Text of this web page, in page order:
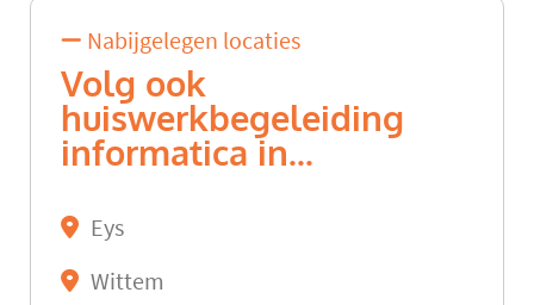
Nabijgelegen locaties
Volg ook
huiswerkbegeleiding
informatica in...
Eys
Wittem